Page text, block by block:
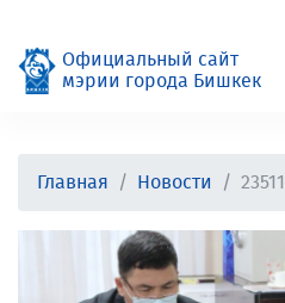
Официальный сайт
мэрии города Бишкек
Главная Новости 23511